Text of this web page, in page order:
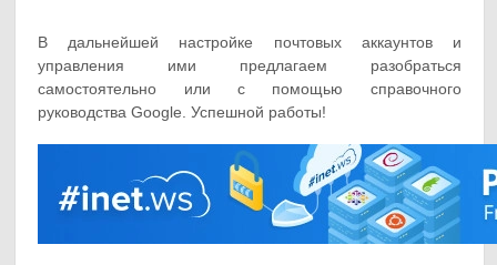
В дальнейшей настройке почтовых аккаунтов и
управления ими предлагаем разобраться
самостоятельно или с помощью справочного
руководства Google. Успешной работы!